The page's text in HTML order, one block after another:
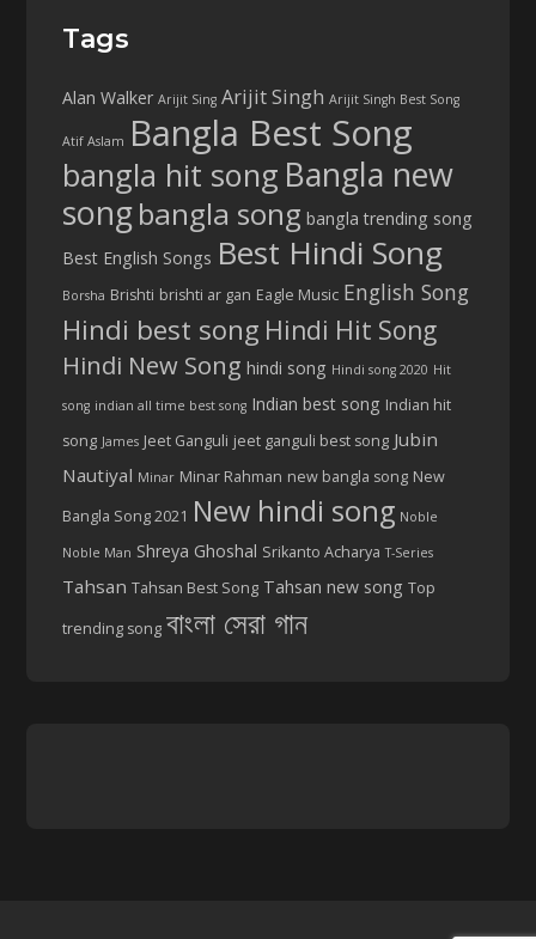
Tags
Alan Walker Arijit Sing Arijit Singh Arijit Singh Best Song
Atif Aslam Bangla Best Song
bangla hit song Bangla new
songbangla song bangla trending song
Best English Songs Best Hindi Song
Borsha Brishti brishti ar gan Eagle Music English Song
Hindi best song Hindi Hit Song
Hindi New Song hindi song Hindi song 2020 Hit
song indian all time best song Indian best song Indian hit
song James Jeet Ganguli jeet ganguli best song Jubin
Nautiyal Minar Minar Rahman new bangla song New
Bangla Song 2021 New hindi song Noble
Noble Man Shreya Ghoshal Srikanto Acharya T-Series
Tahsan Tahsan Best Song Tahsan new song Top
trending song বাংলা সেরা গান